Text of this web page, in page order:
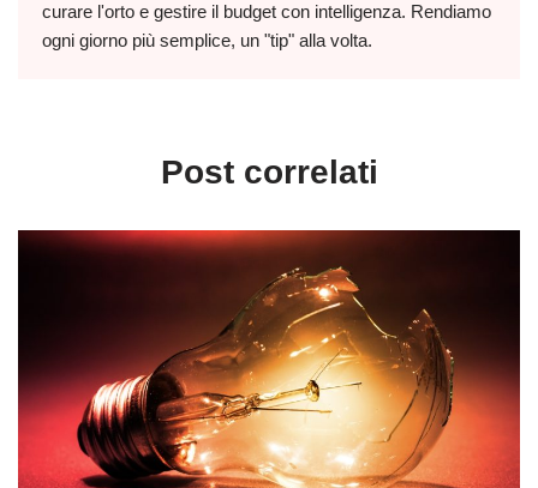
curare l'orto e gestire il budget con intelligenza. Rendiamo
ogni giorno più semplice, un "tip" alla volta.
Post correlati